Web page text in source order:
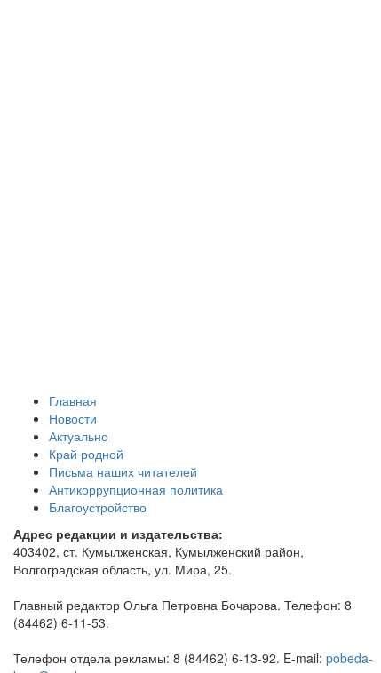
Главная
Новости
Актуально
Край родной
Письма наших читателей
Антикоррупционная политика
Благоустройство
Адрес редакции и издательства:
403402, ст. Кумылженская, Кумылженский район,
Волгоградская область, ул. Мира, 25.
Главный редактор Ольга Петровна Бочарова. Телефон: 8
(84462) 6-11-53.
Телефон отдела рекламы: 8 (84462) 6-13-92. E-mail: pobeda-